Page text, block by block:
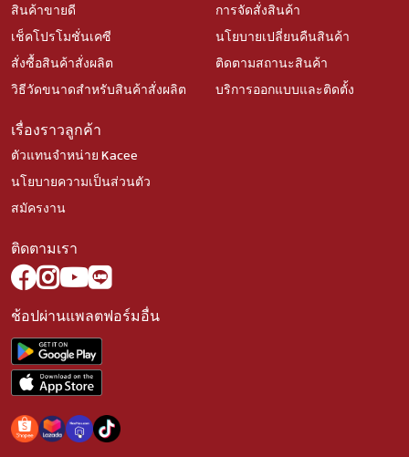
สินค้าขายดี
เช็คโปรโมชั่นเคซี
สั่งซื้อสินค้าสั่งผลิต
วิธีวัดขนาดสำหรับสินค้าสั่งผลิต
การจัดสั่งสินค้า
นโยบายเปลี่ยนคืนสินค้า
ติดตามสถานะสินค้า
บริการออกแบบและติดตั้ง
เรื่องราวลูกค้า
ตัวแทนจำหน่าย Kacee
นโยบายความเป็นส่วนตัว
สมัครงาน
ติดตามเรา
ช้อปผ่านแพลตฟอร์มอื่น